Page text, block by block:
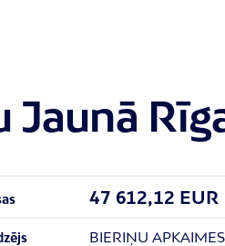
47 612,12 EUR
BIERIŅU